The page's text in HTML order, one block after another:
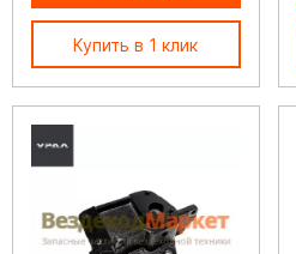
Купить в 1 клик